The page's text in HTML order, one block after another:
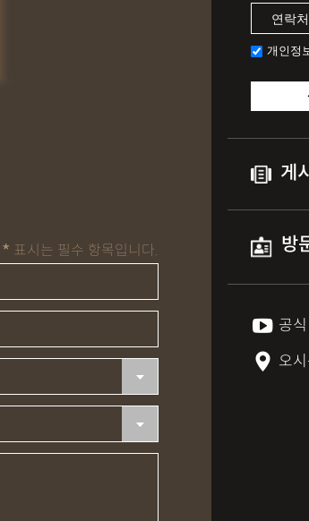
개인정
게
방
공
오
* 표시는 필수 항목입니다.